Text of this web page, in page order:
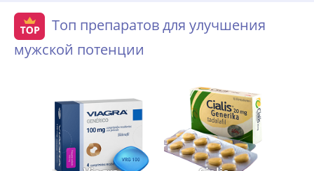
Топ препаратов для улучшения
мужской потенции